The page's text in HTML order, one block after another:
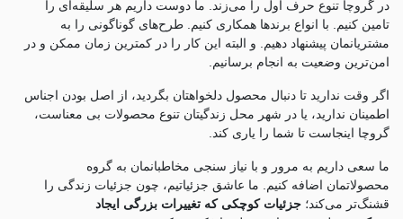
در گروچا تنوع حرف اول را می‌زند. ما دوست داریم هر سلیقه‌ای را
تامین کنیم. با انواع برندها همکاری کنیم. طرح‌های گوناگونی را به
مشتریانمان پیشنهاد دهیم. و البته این کار را در کمترین زمان ممکن و در
امن‌ترین وضعیت به انجام برسانیم.
اگر وقت ندارید تا دنبال محصول دلخواهتان بگردید، از اصل بودن اجناس
اطمینان ندارید، یا در شهر محل زندگیتان تنوع محصولات بی معناست،
گروچا اینجاست تا شما را یاری کند.
ما سعی داریم به مرور و با نیاز سنجی مخاطبانمان به گروه
محصولاتمان اضافه کنیم. ما عاشق جزئياتیم، چون جزئيات زندگی را
قشنگ‌تر می‌کند؛ جزئیات کوچکی که تغییرات بزرگی ایجاد